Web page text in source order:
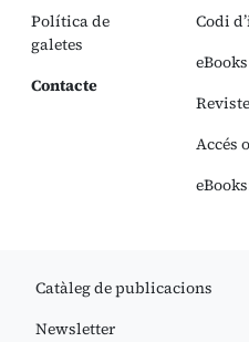
Política de
galetes
Contacte
Codi
eBooks
Accés
Catàleg de publicacions
Newsletter